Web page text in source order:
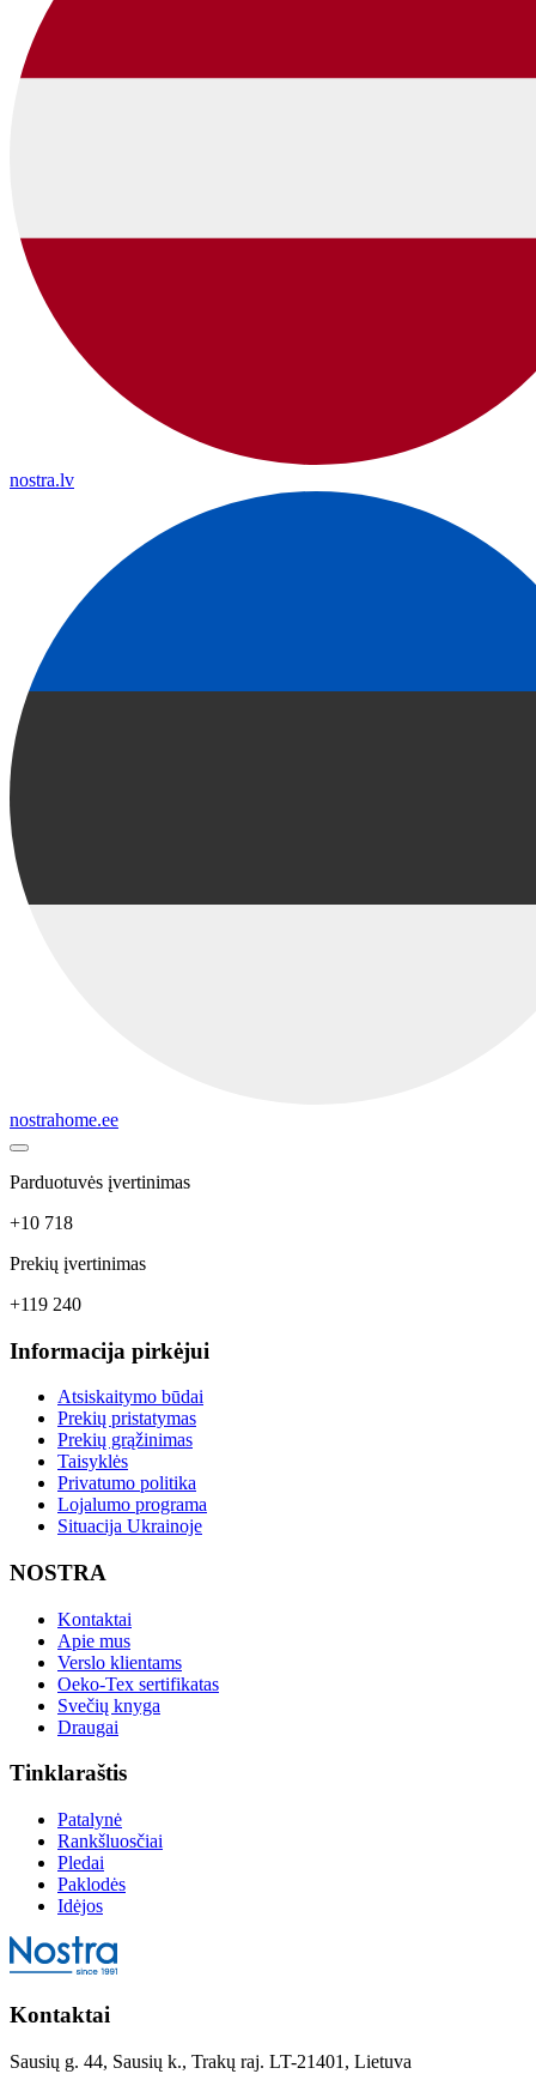
nostra.lv
nostrahome.ee
Parduotuvės įvertinimas
+10 718
Prekių įvertinimas
+119 240
Informacija pirkėjui
Atsiskaitymo būdai
Prekių pristatymas
Prekių grąžinimas
Taisyklės
Privatumo politika
Lojalumo programa
Situacija Ukrainoje
NOSTRA
Kontaktai
Apie mus
Verslo klientams
Oeko-Tex sertifikatas
Svečių knyga
Draugai
Tinklaraštis
Patalynė
Rankšluosčiai
Pledai
Paklodės
Idėjos
Kontaktai
Sausių g. 44, Sausių k., Trakų raj. LT-21401, Lietuva